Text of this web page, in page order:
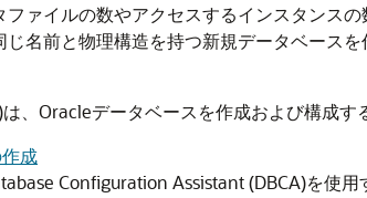
ァイルの数やアクセスするインスタンス
名前と物理構造を持つ新規データベースを
、Oracleデータベースを作成および構成す
成
Configuration Assistant (DBCA)を使